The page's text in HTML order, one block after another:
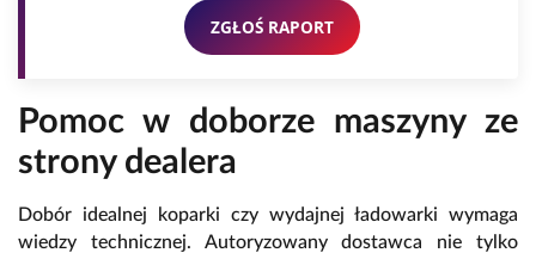
ZGŁOŚ RAPORT
Pomoc w doborze maszyny ze
strony dealera
Dobór idealnej koparki czy wydajnej ładowarki wymaga
wiedzy technicznej. Autoryzowany dostawca nie tylko